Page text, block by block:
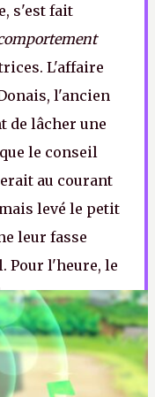
s'est fait
L'affaire
l'ancien
de lâcher une
le conseil
au courant
levé le petit
leur fasse
Pour l'heure, le
par un
problème n'a
je crois que je
dans le